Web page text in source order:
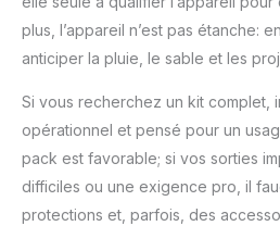
plus, l’appareil n’est pas étanche:
anticiper la pluie, le sable et les
Si vous recherchez un kit complet,
opérationnel et pensé pour un
pack est favorable; si vos sorties
difficiles ou une exigence pro, il
protections et, parfois, des